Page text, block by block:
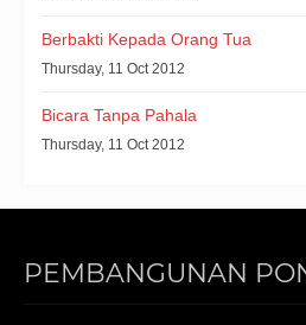
Berbakti Kepada Orang Tua
Thursday, 11 Oct 2012
Bicara Tanpa Pahala
Thursday, 11 Oct 2012
PEMBANGUNAN